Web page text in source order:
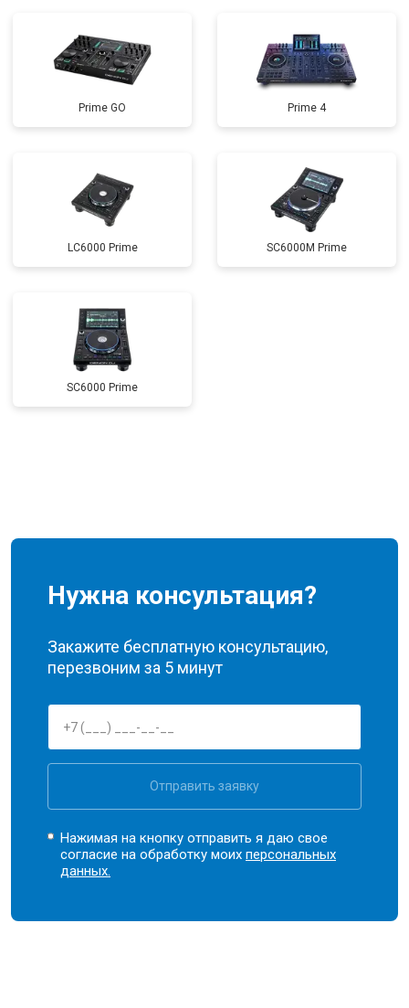
Prime GO Prime 4
LC6000 Prime SC6000M Prime
SC6000 Prime
Нужна консультация?
Закажите бесплатную консультацию,
перезвоним за 5 минут
Отправить заявку
Нажимая на кнопку отправить я даю свое
согласие на обработку моихперсональных
данных.